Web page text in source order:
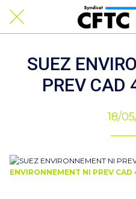
SUEZ
PREV
18/
ENVIRONNEMENT NI PREV